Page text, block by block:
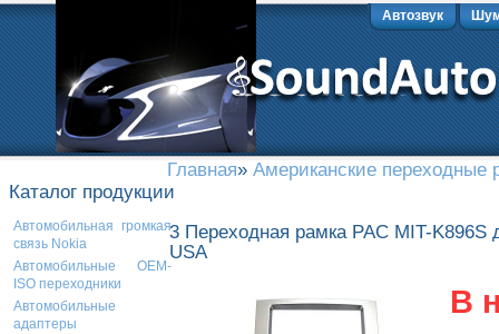
Автозвук
Каталог продукции
Автомобильная громкая
связь Nokia
Автомобильные OEM-
ISO переходники
Автомобильные
адаптеры
Главная» Американские переходные
3 Переходная рамка PAC MIT-
USA
В